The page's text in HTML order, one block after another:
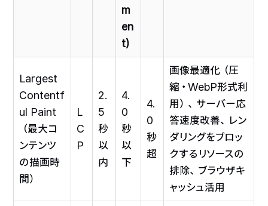
m
en
t)
Largest
Contentf
ul Paint
（最大コ
ンテンツ
の描画時
間）
L
C
P
2.
5
秒
以
内
4.
0
秒
以
下
4.
0
秒
超
画像最適化（圧
縮・WebP形式利
用）、サーバー応
答速度改善、レン
ダリングをブロッ
クするリソースの
排除、ブラウザキ
ャッシュ活用